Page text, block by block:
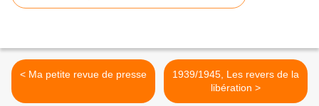
< Ma petite revue de presse
1939/1945, Les revers de la
libération >